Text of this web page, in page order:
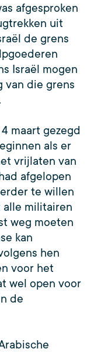
afgesproken
uit
de grens
Israël mogen
van die grens
maart gezegd
als er
vrijlaten van
afgelopen
te willen
alle militairen
weg moeten
kan
hen
voor het
wel open voor
de